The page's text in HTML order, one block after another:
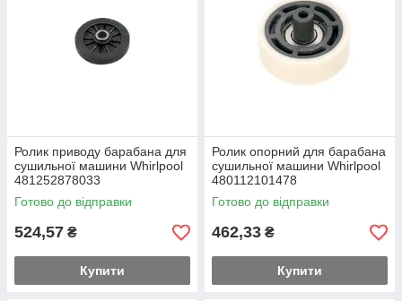
Ролик приводу барабана для
сушильної машини Whirlpool
481252878033
Готово до відправки
524,57 ₴
Купити
Ролик опорний для барабана
сушильної машини Whirlpool
480112101478
Готово до відправки
462,33 ₴
Купити